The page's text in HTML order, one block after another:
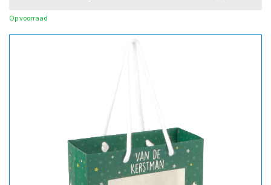
Op voorraad